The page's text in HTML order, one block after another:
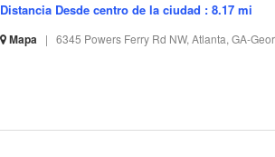
Distancia Desde centro de la ciudad : 8.17 mi
Mapa | 6345 Powers Ferry Rd NW, Atlanta, GA-